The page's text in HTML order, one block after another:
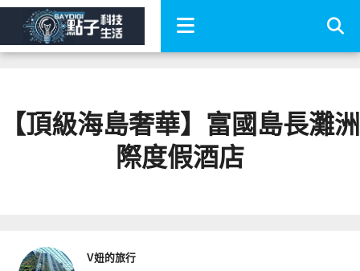
【頂級海島奢華】富國島長灘洲
際度假酒店
V妞的旅行